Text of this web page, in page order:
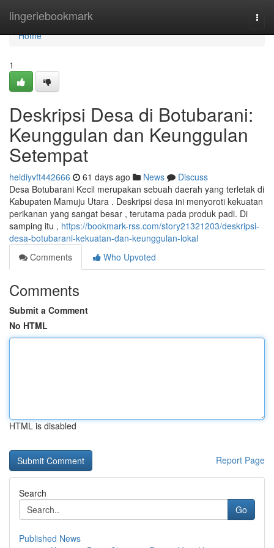
lingeriebookmark
Home
Home
1
Deskripsi Desa di Botubarani:
Keunggulan dan Keunggulan
Setempat
heidiyvft442666 61 days ago News
Discuss
Desa Botubarani Kecil merupakan sebuah daerah yang terletak di
Kabupaten Mamuju Utara . Deskripsi desa ini menyoroti kekuatan
perikanan yang sangat besar , terutama pada produk padi. Di
samping itu , https://bookmark-rss.com/story21321203/deskripsi-
desa-botubarani-kekuatan-dan-keunggulan-lokal
Comments
Who Upvoted
Comments
Submit a Comment
No HTML
HTML is disabled
Report Page
Search
Go
Published News